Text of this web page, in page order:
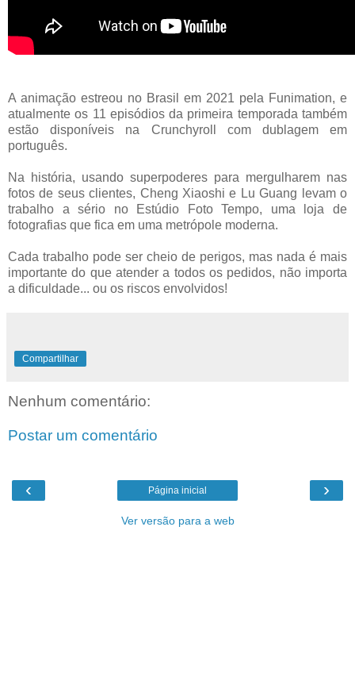
A animação estreou no Brasil em 2021 pela Funimation, e
atualmente os 11 episódios da primeira temporada também
estão disponíveis na Crunchyroll com dublagem em
português.
Na história, usando superpoderes para mergulharem nas
fotos de seus clientes, Cheng Xiaoshi e Lu Guang levam o
trabalho a sério no Estúdio Foto Tempo, uma loja de
fotografias que fica em uma metrópole moderna.
Cada trabalho pode ser cheio de perigos, mas nada é mais
importante do que atender a todos os pedidos, não importa
a dificuldade... ou os riscos envolvidos!
Compartilhar
Nenhum comentário:
Postar um comentário
‹ ›
Página inicial
Ver versão para a web